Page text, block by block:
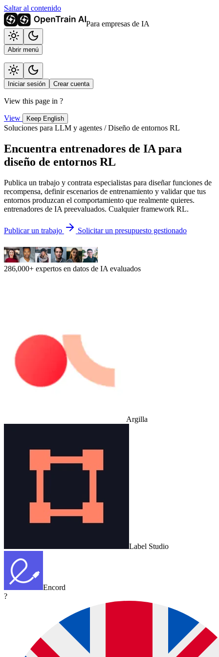
Saltar al contenido
Para empresas de IA
Abrir menú
Iniciar sesión Crear cuenta
View this page in ?
View Keep English
Soluciones para LLM y agentes / Diseño de entornos RL
Encuentra entrenadores de IA para
diseño de entornos RL
Publica un trabajo y contrata especialistas para diseñar funciones de
recompensa, definir escenarios de entrenamiento y validar que tus
entornos produzcan el comportamiento que realmente quieres.
entrenadores de IA preevaluados. Cualquier framework RL.
Publicar un trabajo Solicitar un presupuesto gestionado
286,000+ expertos en datos de IA evaluados
Argilla
Label Studio
Encord
?